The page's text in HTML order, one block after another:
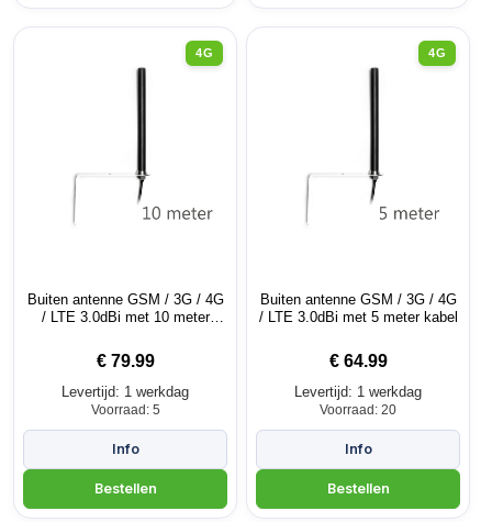
4G
Buiten antenne GSM / 3G / 4G
/ LTE 3.0dBi met 10 meter
€ 79.99
Levertijd: 1 werkdag
Voorraad: 5
4G
Buiten antenne GSM / 3G / 4G
/ LTE 3.0dBi met 5 meter kabel
€ 64.99
Levertijd: 1 werkdag
Voorraad: 20